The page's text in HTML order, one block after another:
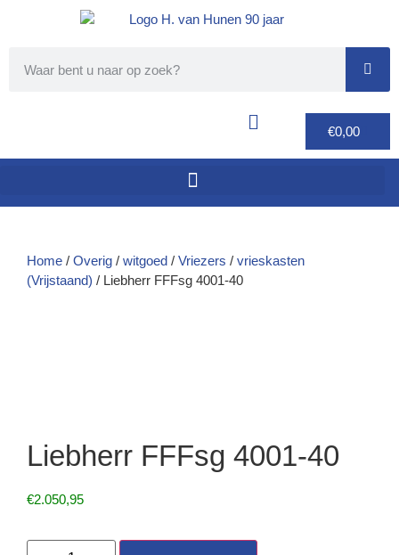
€0,00
Home / Overig / witgoed / Vriezers / vrieskasten
(Vrijstaand) / Liebherr FFFsg 4001-40
Liebherr FFFsg 4001-40
€2.050,95